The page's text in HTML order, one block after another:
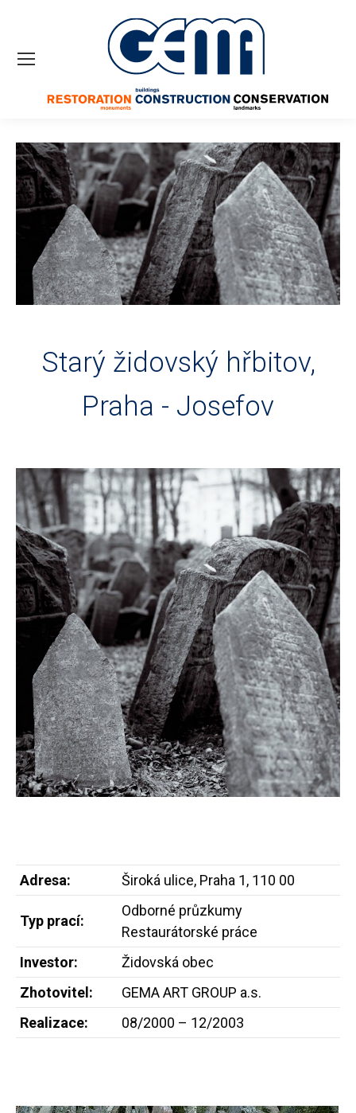
Starý židovský hřbitov,
Praha - Josefov
Adresa: Široká ulice, Praha 1, 110 00
Typ prací:
Odborné průzkumy
Restaurátorské práce
Investor:
Židovská obec
Zhotovitel:
GEMA ART GROUP a.s.
Realizace:
08/2000 – 12/2003